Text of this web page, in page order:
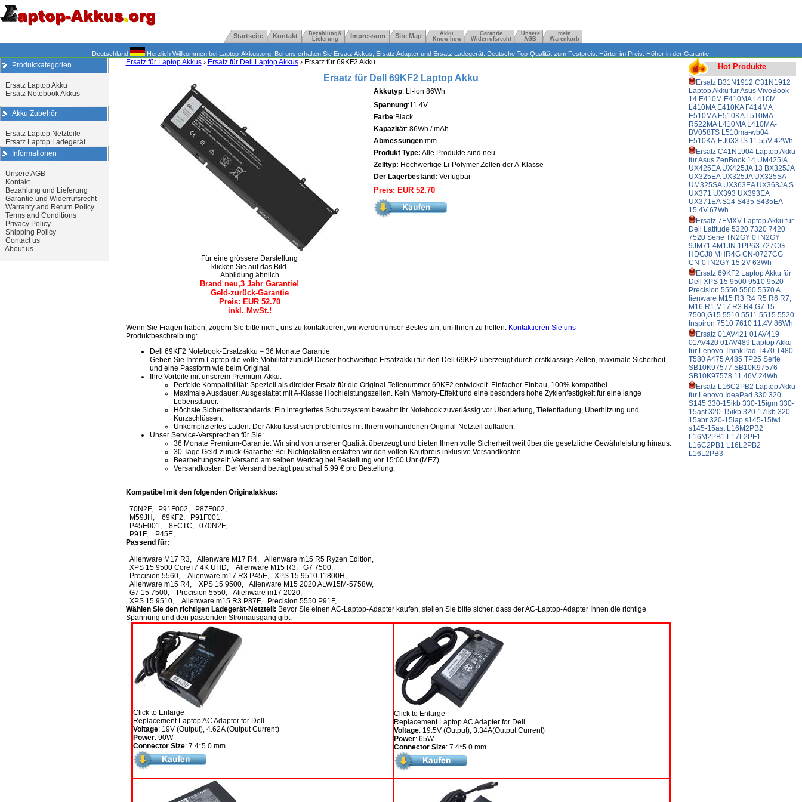
Startseite Kontakt
Bezahlung&
Lieferung
Impressum Site Map
Akku
Know-how
Garantie
Widerrufsrecht
Unsere
AGB
mein
Warenkorb
Deutschland Herzlich Willkommen bei Laptop-Akkus.org. Bei uns erhalten Sie Ersatz Akkus, Ersatz Adapter und Ersatz Ladegerät. Deutsche Top-Qualität zum Festpreis. Härter im Preis. Höher in der Garantie.
Produktkategorien
Ersatz Laptop Akku
Ersatz Notebook Akkus
Akku Zubehör
Ersatz Laptop Netzteile
Ersatz Laptop Ladegerät
Informationen
Unsere AGB
Kontakt
Bezahlung und Lieferung
Garantie und Widerrufsrecht
Warranty and Return Policy
Terms and Conditions
Privacy Policy
Shipping Policy
Contact us
About us
Ersatz für Laptop Akkus› Ersatz für Dell Laptop Akkus› Ersatz für 69KF2 Akku
Ersatz für Dell 69KF2 Laptop Akku
Für eine grössere Darstellung
klicken Sie auf das Bild.
Abbildung ähnlich
Brand neu,3 Jahr Garantie!
Geld-zurück-Garantie
Preis: EUR 52.70
inkl. MwSt.!
Akkutyp: Li-ion 86Wh
Spannung:11.4V
Farbe:Black
Kapazität: 86Wh / mAh
Abmessungen:mm
Produkt Type: Alle Produkte sind neu
Zelltyp: Hochwertige Li-Polymer Zellen der A-Klasse
Der Lagerbestand: Verfügbar
Preis: EUR 52.70
Wenn Sie Fragen haben, zögern Sie bitte nicht, uns zu kontaktieren, wir werden unser Bestes tun, um Ihnen zu helfen. Kontaktieren Sie uns
Produktbeschreibung:
Dell 69KF2 Notebook-Ersatzakku – 36 Monate Garantie
Geben Sie Ihrem Laptop die volle Mobilität zurück! Dieser hochwertige Ersatzakku für den Dell 69KF2 überzeugt durch erstklassige Zellen, maximale Sicherheit
und eine Passform wie beim Original.
Ihre Vorteile mit unserem Premium-Akku:
Perfekte Kompatibilität: Speziell als direkter Ersatz für die Original-Teilenummer 69KF2 entwickelt. Einfacher Einbau, 100% kompatibel.
Maximale Ausdauer: Ausgestattet mit A-Klasse Hochleistungszellen. Kein Memory-Effekt und eine besonders hohe Zyklenfestigkeit für eine lange
Lebensdauer.
Höchste Sicherheitsstandards: Ein integriertes Schutzsystem bewahrt Ihr Notebook zuverlässig vor Überladung, Tiefentladung, Überhitzung und
Kurzschlüssen.
Unkompliziertes Laden: Der Akku lässt sich problemlos mit Ihrem vorhandenen Original-Netzteil aufladen.
Unser Service-Versprechen für Sie:
36 Monate Premium-Garantie: Wir sind von unserer Qualität überzeugt und bieten Ihnen volle Sicherheit weit über die gesetzliche Gewährleistung hinaus.
30 Tage Geld-zurück-Garantie: Bei Nichtgefallen erstatten wir den vollen Kaufpreis inklusive Versandkosten.
Bearbeitungszeit: Versand am selben Werktag bei Bestellung vor 15:00 Uhr (MEZ).
Versandkosten: Der Versand beträgt pauschal 5,99 € pro Bestellung.
Kompatibel mit den folgenden Originalakkus:
70N2F, P91F002, P87F002,
M59JH, 69KF2, P91F001,
P45E001, 8FCTC, 070N2F,
P91F, P45E,
Passend für:
Alienware M17 R3, Alienware M17 R4, Alienware m15 R5 Ryzen Edition,
XPS 15 9500 Core i7 4K UHD, Alienware M15 R3, G7 7500,
Precision 5560, Alienware m17 R3 P45E, XPS 15 9510 11800H,
Alienware m15 R4, XPS 15 9500, Alienware M15 2020 ALW15M-5758W,
G7 15 7500, Precision 5550, Alienware m17 2020,
XPS 15 9510, Alienware m15 R3 P87F, Precision 5550 P91F,
Wählen Sie den richtigen Ladegerät-Netzteil: Bevor Sie einen AC-Laptop-Adapter kaufen, stellen Sie bitte sicher, dass der AC-Laptop-Adapter Ihnen die richtige
Spannung und den passenden Stromausgang gibt.
Click to Enlarge
Replacement Laptop AC Adapter for Dell
Voltage: 19V (Output), 4.62A (Output Current)
Power: 90W
Connector Size: 7.4*5.0 mm
Click to Enlarge
Replacement Laptop AC Adapter for Dell
Voltage: 19.5V (Output), 3.34A(Output Current)
Power: 65W
Connector Size: 7.4*5.0 mm
Hot Produkte
Ersatz B31N1912 C31N1912
Laptop Akku für Asus VivoBook
14 E410M E410MA L410M
L410MA E410KA F414MA
E510MA E510KA L510MA
R522MA L410MA L410MA-
BV058TS L510ma-wb04
E510KA-EJ033TS 11.55V 42Wh
Ersatz C41N1904 Laptop Akku
für Asus ZenBook 14 UM425IA
UX425EA UX425JA 13 BX325JA
UX325EA UX325JA UX325SA
UM325SA UX363EA UX363JA S
UX371 UX393 UX393EA
UX371EA S14 S435 S435EA
15.4V 67Wh
Ersatz 7FMXV Laptop Akku für
Dell Latitude 5320 7320 7420
7520 Serie TN2GY 0TN2GY
9JM71 4M1JN 1PP63 727CG
HDGJ8 MHR4G CN-0727CG
CN-0TN2GY 15.2V 63Wh
Ersatz 69KF2 Laptop Akku für
Dell XPS 15 9500 9510 9520
Precision 5550 5560 5570 A
lienware M15 R3 R4 R5 R6 R7,
M16 R1,M17 R3 R4,G7 15
7500,G15 5510 5511 5515 5520
Inspiron 7510 7610 11.4V 86Wh
Ersatz 01AV421 01AV419
01AV420 01AV489 Laptop Akku
für Lenovo ThinkPad T470 T480
T580 A475 A485 TP25 Serie
SB10K97577 SB10K97576
SB10K97578 11.46V 24Wh
Ersatz L16C2PB2 Laptop Akku
für Lenovo IdeaPad 330 320
S145 330-15ikb 330-15igm 330-
15ast 320-15ikb 320-17ikb 320-
15abr 320-15iap s145-15iwl
s145-15ast L16M2PB2
L16M2PB1 L17L2PF1
L16C2PB1 L16L2PB2
L16L2PB3